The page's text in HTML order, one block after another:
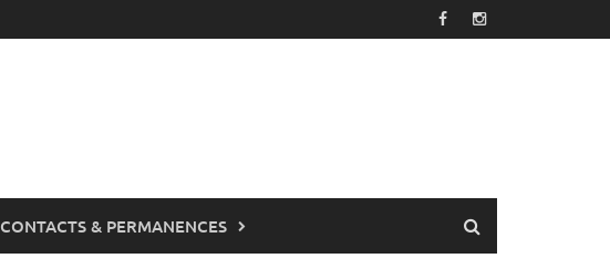
CONTACTS & PERMANENCES